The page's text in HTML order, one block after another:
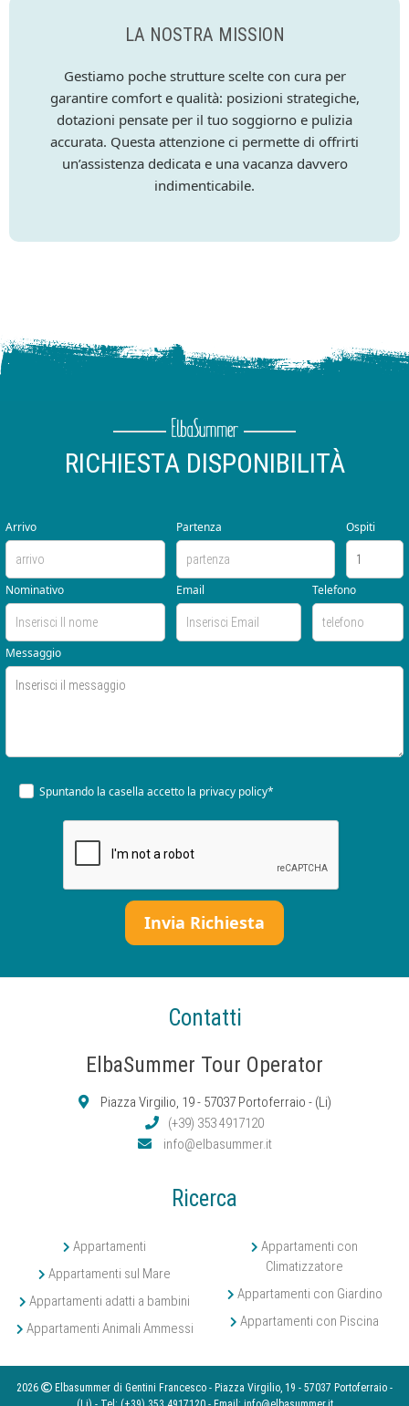
LA NOSTRA MISSION
Gestiamo poche strutture scelte con cura per
garantire comfort e qualità: posizioni strategiche,
dotazioni pensate per il tuo soggiorno e pulizia
accurata. Questa attenzione ci permette di offrirti
un’assistenza dedicata e una vacanza davvero
indimenticabile.
RICHIESTA DISPONIBILITÀ
Arrivo Partenza Ospiti
Nominativo Email Telefono
Messaggio
Spuntando la casella accetto la privacy policy*
Contatti
ElbaSummer Tour Operator
Piazza Virgilio, 19 - 57037 Portoferraio - (Li)
(+39) 353 4917120
info@elbasummer.it
Ricerca
Appartamenti
Appartamenti sul Mare
Appartamenti adatti a bambini
Appartamenti Animali Ammessi
Appartamenti con
Climatizzatore
Appartamenti con Giardino
Appartamenti con Piscina
2026
Elbasummer di Gentini Francesco - Piazza Virgilio, 19 - 57037 Portoferraio -